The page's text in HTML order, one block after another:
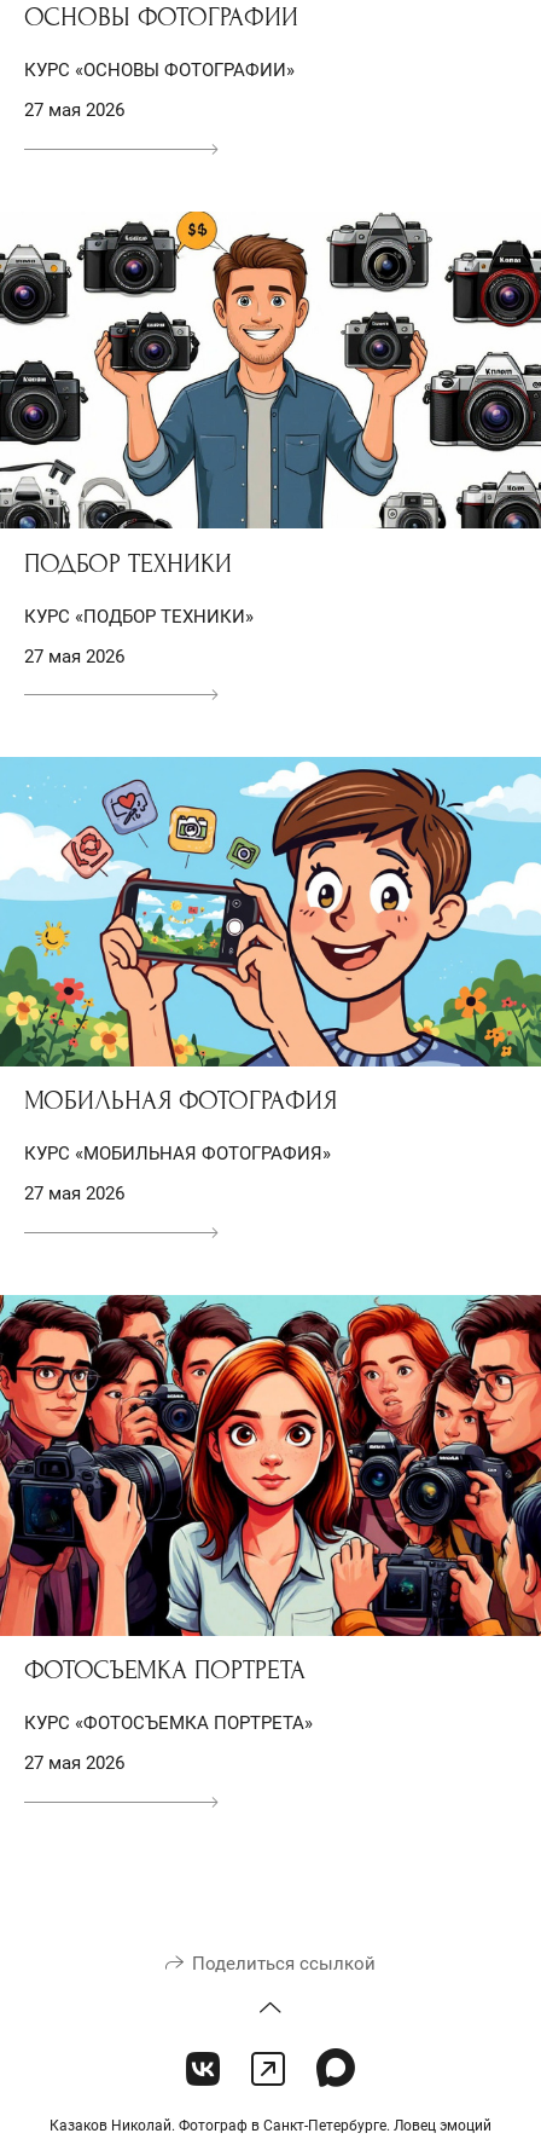
ОСНОВЫ ФОТОГРАФИИ
КУРС «ОСНОВЫ ФОТОГРАФИИ»
27 мая 2026
ПОДБОР ТЕХНИКИ
КУРС «ПОДБОР ТЕХНИКИ»
27 мая 2026
МОБИЛЬНАЯ ФОТОГРАФИЯ
КУРС «МОБИЛЬНАЯ ФОТОГРАФИЯ»
27 мая 2026
ФОТОСЪЕМКА ПОРТРЕТА
КУРС «ФОТОСЪЕМКА ПОРТРЕТА»
27 мая 2026
Поделиться ссылкой
Казаков Николай. Фотограф в Санкт-Петербурге. Ловец эмоций